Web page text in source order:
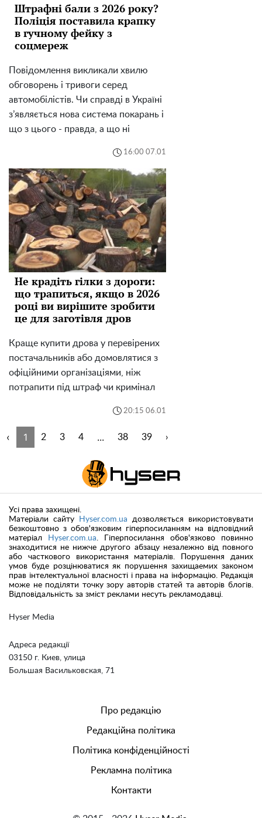
Штрафні бали з 2026 року?
Поліція поставила крапку
в гучному фейку з
соцмереж
Повідомлення викликали хвилю
обговорень і тривоги серед
автомобілістів. Чи справді в Україні
з’являється нова система покарань і
що з цього - правда, а що ні
16:00 07.01
Не крадіть гілки з дороги:
що трапиться, якщо в 2026
році ви вирішите зробити
це для заготівля дров
Краще купити дрова у перевірених
постачальників або домовлятися з
офіційними організаціями, ніж
потрапити під штраф чи кримінал
20:15 06.01
‹ 1 2 3 4 ... 38 39 ›
Hyser Media
Адреса редакції
03150 г. Киев, улица
Большая Васильковская, 71
Усі права захищені.
Матеріали сайту
Hyser.com.ua дозволяється використовувати
безкоштовно з обов'язковим гіперпосиланням на відповідний
матеріал
Hyser.com.ua. Гіперпосилання обов'язково повинно
знаходитися не нижче другого абзацу незалежно від повного
або часткового використання матеріалів. Порушення даних
умов буде розцінюватися як порушення захищаемих законом
прав інтелектуальної власності і права на інформацію. Редакція
може не поділяти точку зору авторів статей та авторів блогів.
Відповідальність за зміст реклами несуть рекламодавці.
Про редакцію
Редакційна політика
Політика конфіденційності
Рекламна політика
Контакти